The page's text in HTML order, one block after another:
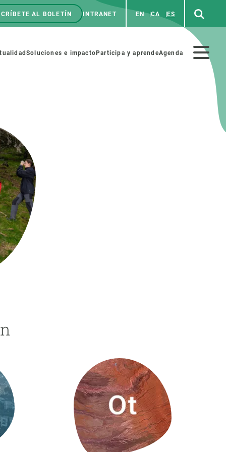
AL BOLETÍN INTRANET EN CA ES
Soluciones e impacto Participa y aprendeAgenda
Recursos Humanos
académicas
PF
ERC
de másteres y doctorado
sabático
formación